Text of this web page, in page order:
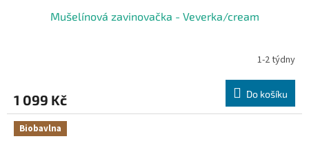
Mušelínová zavinovačka - Veverka/cream
1-2 týdny
1 099 Kč Do košíku
Biobavlna